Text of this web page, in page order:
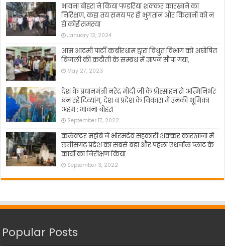
भावना बोहरा ने किया पण्डरिया शक्कर कारखाने का
निरिक्षण, कहा तय समय पर हो भुगतान और किसानों को न
हो कोई समस्या
January 12, 2024
आम आदमी पार्टी कबीरधाम द्वारा विधुत विभाग को अघोषित
बिजली की कटौती के सम्बंध में ज्ञापन सौंपा गया,
May 27, 2023
देश के प्रधानमंत्री नरेंद्र मोदी जी के प्रोत्साहन से अत्मिनिर्भर
बन रहे दिव्यांग, देश व प्रदेश के विकास में उनकी भूमिका
अहम : भावना बोहरा
September 17, 2022
कलेक्टर महोबे ने भोरमदेव सहकारी शक्कर कारखाना में
छत्तीसगढ़ प्रदेश का सबसे बड़ा और पहला एथनॉल प्लांट के
कार्यो का निरीक्षण किया
September 3, 2022
Popular Posts